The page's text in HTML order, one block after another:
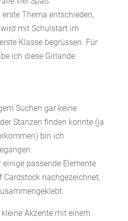
Thema entschieden,
mit Schulstart im
Klasse begrüssen. Für
ich diese Girlande
Suchen gar keine
Stanzen finden konnte (ja
bin ich
passende Elemente
Cardstock nachgezeichnet,
Akzente mit einem